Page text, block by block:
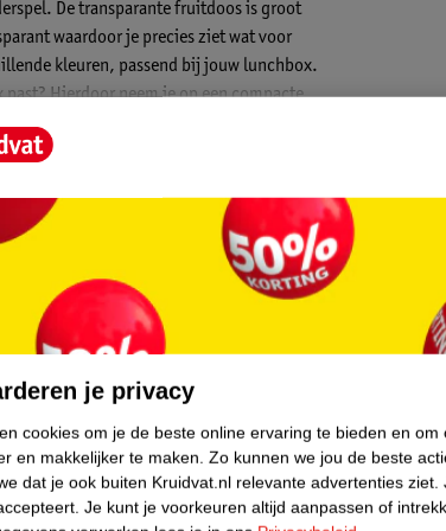
De transparante fruitdoos is groot
waardoor je precies ziet wat voor
kleuren, passend bij jouw lunchbox.
Hierdoor neem je op een compacte
is ook prima door kinderhandjes te
en gemakkelijk kunnen eten. De Take a
je privacy
cookies om je de beste online ervaring te bieden en om
en makkelijker te maken. Zo kunnen we jou de beste
dat je ook buiten Kruidvat.nl relevante advertenties ziet.
Je kunt je voorkeuren altijd aanpassen of